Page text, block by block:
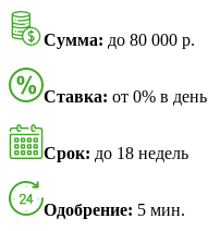
Сумма: до 80 000 р.
Ставка: от 0% в день
Срок: до 18 недель
Одобрение: 5 мин.